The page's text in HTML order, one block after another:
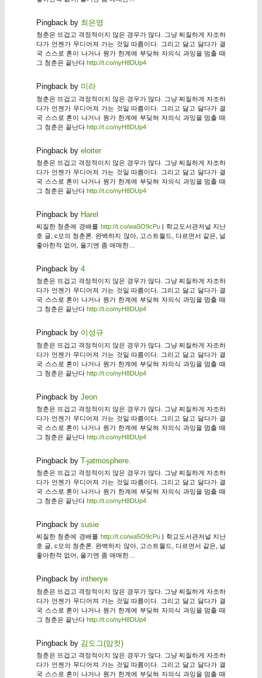
Pingback by 최은영
청춘은 뜨겁고 격정적이지 않은 경우가 많다. 그냥 찌질하게 자조하
다가 언젠가 무디어져 가는 것일 따름이다. 그리고 닳고 닳다가 결
국 스스로 혼이 나거나 뭔가 한계에 부딪혀 자의식 과잉을 멈출 때
그 청춘은 끝난다 http://t.co/nyH8DUp4
Pingback by 미라
청춘은 뜨겁고 격정적이지 않은 경우가 많다. 그냥 찌질하게 자조하
다가 언젠가 무디어져 가는 것일 따름이다. 그리고 닳고 닳다가 결
국 스스로 혼이 나거나 뭔가 한계에 부딪혀 자의식 과잉을 멈출 때
그 청춘은 끝난다 http://t.co/nyH8DUp4
Pingback by eloiter
청춘은 뜨겁고 격정적이지 않은 경우가 많다. 그냥 찌질하게 자조하
다가 언젠가 무디어져 가는 것일 따름이다. 그리고 닳고 닳다가 결
국 스스로 혼이 나거나 뭔가 한계에 부딪혀 자의식 과잉을 멈출 때
그 청춘은 끝난다 http://t.co/nyH8DUp4
Pingback by Harel
찌질한 청춘에 경배를 http://t.co/wa5O9cPu| 학교도서관저널 지난
호 글, c모의 청춘론. 완벽하지 않아, 고스트월드, 다르면서 같은, 널
좋아한적 없어, 울기엔 좀 애매한…
Pingback by 4
청춘은 뜨겁고 격정적이지 않은 경우가 많다. 그냥 찌질하게 자조하
다가 언젠가 무디어져 가는 것일 따름이다. 그리고 닳고 닳다가 결
국 스스로 혼이 나거나 뭔가 한계에 부딪혀 자의식 과잉을 멈출 때
그 청춘은 끝난다 http://t.co/nyH8DUp4
Pingback by 이성규
청춘은 뜨겁고 격정적이지 않은 경우가 많다. 그냥 찌질하게 자조하
다가 언젠가 무디어져 가는 것일 따름이다. 그리고 닳고 닳다가 결
국 스스로 혼이 나거나 뭔가 한계에 부딪혀 자의식 과잉을 멈출 때
그 청춘은 끝난다 http://t.co/nyH8DUp4
Pingback by Jeon
청춘은 뜨겁고 격정적이지 않은 경우가 많다. 그냥 찌질하게 자조하
다가 언젠가 무디어져 가는 것일 따름이다. 그리고 닳고 닳다가 결
국 스스로 혼이 나거나 뭔가 한계에 부딪혀 자의식 과잉을 멈출 때
그 청춘은 끝난다 http://t.co/nyH8DUp4
Pingback by T-jatmosphere.
청춘은 뜨겁고 격정적이지 않은 경우가 많다. 그냥 찌질하게 자조하
다가 언젠가 무디어져 가는 것일 따름이다. 그리고 닳고 닳다가 결
국 스스로 혼이 나거나 뭔가 한계에 부딪혀 자의식 과잉을 멈출 때
그 청춘은 끝난다 http://t.co/nyH8DUp4
Pingback by susie
찌질한 청춘에 경배를 http://t.co/wa5O9cPu| 학교도서관저널 지난
호 글, c모의 청춘론. 완벽하지 않아, 고스트월드, 다르면서 같은, 널
좋아한적 없어, 울기엔 좀 애매한…
Pingback by intherye
청춘은 뜨겁고 격정적이지 않은 경우가 많다. 그냥 찌질하게 자조하
다가 언젠가 무디어져 가는 것일 따름이다. 그리고 닳고 닳다가 결
국 스스로 혼이 나거나 뭔가 한계에 부딪혀 자의식 과잉을 멈출 때
그 청춘은 끝난다 http://t.co/nyH8DUp4
Pingback by 김도그(암컷)
청춘은 뜨겁고 격정적이지 않은 경우가 많다. 그냥 찌질하게 자조하
다가 언젠가 무디어져 가는 것일 따름이다. 그리고 닳고 닳다가 결
국 스스로 혼이 나거나 뭔가 한계에 부딪혀 자의식 과잉을 멈출 때